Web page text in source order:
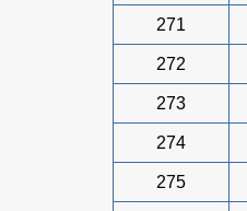
271
272
273
274
275